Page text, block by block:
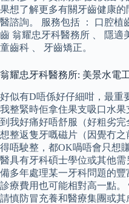
果想了解更多有關牙齒健康
醫諮詢。 服務包括 ： 口腔植
齒 翁耀忠牙科醫務所 、 隱適
童齒科 、 牙齒矯正。
翁耀忠牙科醫務所: 美景水電
好似有D唔係好仔細咁，最重
我整緊時佢拿住果支吸口水
到我好痛好唔舒服（好粗劣
想整返隻牙嘅磁片（因覺冇
得唔駛整，都OK喎唔會只想
醫具有牙科碩士學位或其他
備多年處理某一牙科問題的
診療費用也可能相對高一點
請慎防冒充養和醫療集團或